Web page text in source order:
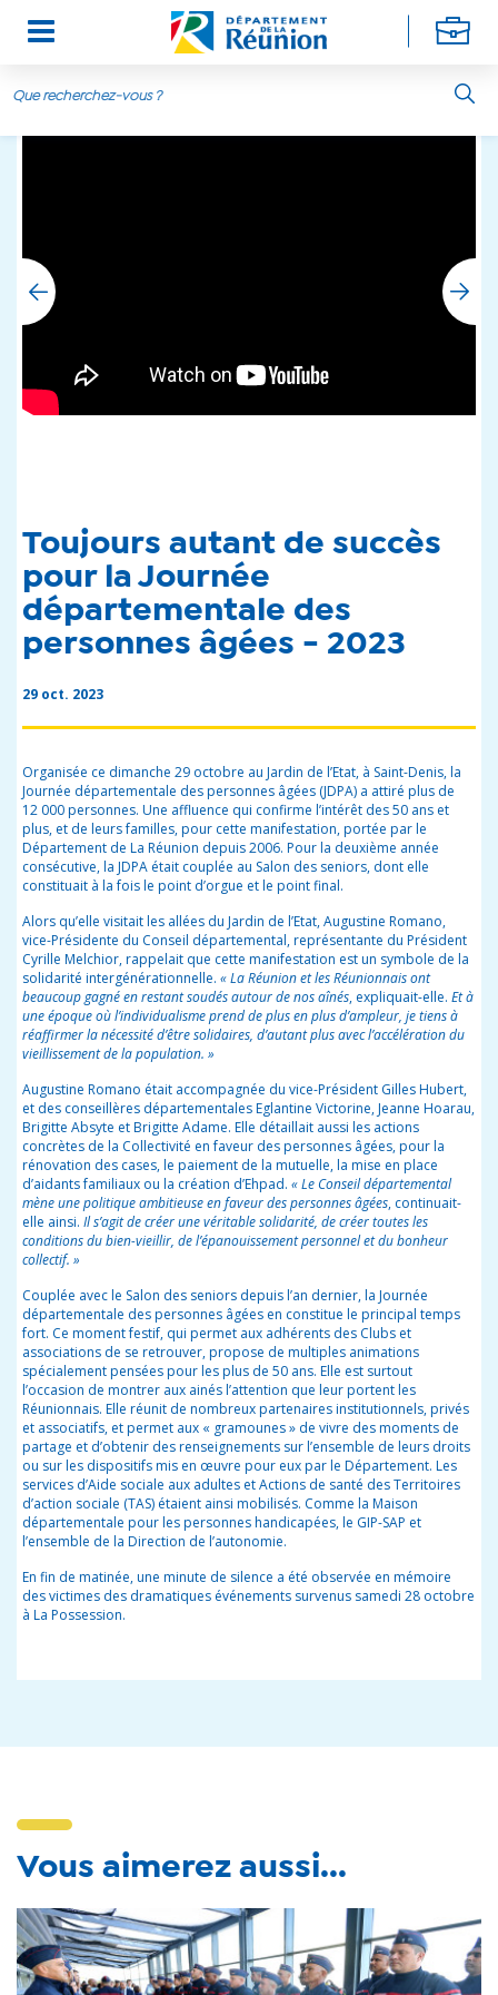
Toujours autant de succès
pour la Journée
départementale des
personnes âgées - 2023
29 oct. 2023
Organisée ce dimanche 29 octobre au Jardin de l’Etat, à Saint-Denis, la
Journée départementale des personnes âgées (JDPA) a attiré plus de
12 000 personnes. Une affluence qui confirme l’intérêt des 50 ans et
plus, et de leurs familles, pour cette manifestation, portée par le
Département de La Réunion depuis 2006. Pour la deuxième année
consécutive, la JDPA était couplée au Salon des seniors, dont elle
constituait à la fois le point d’orgue et le point final.
Alors qu’elle visitait les allées du Jardin de l’Etat, Augustine Romano,
vice-Présidente du Conseil départemental, représentante du Président
Cyrille Melchior, rappelait que cette manifestation est un symbole de la
solidarité intergénérationnelle. « La Réunion et les Réunionnais ont
beaucoup gagné en restant soudés autour de nos aînés, expliquait-elle. Et à
une époque où l’individualisme prend de plus en plus d’ampleur, je tiens à
réaffirmer la nécessité d’être solidaires, d’autant plus avec l’accélération du
vieillissement de la population. »
Augustine Romano était accompagnée du vice-Président Gilles Hubert,
et des conseillères départementales Eglantine Victorine, Jeanne Hoarau,
Brigitte Absyte et Brigitte Adame. Elle détaillait aussi les actions
concrètes de la Collectivité en faveur des personnes âgées, pour la
rénovation des cases, le paiement de la mutuelle, la mise en place
d’aidants familiaux ou la création d’Ehpad. « Le Conseil départemental
mène une politique ambitieuse en faveur des personnes âgées, continuait-
elle ainsi. Il s’agit de créer une véritable solidarité, de créer toutes les
conditions du bien-vieillir, de l’épanouissement personnel et du bonheur
collectif. »
Couplée avec le Salon des seniors depuis l’an dernier, la Journée
départementale des personnes âgées en constitue le principal temps
fort. Ce moment festif, qui permet aux adhérents des Clubs et
associations de se retrouver, propose de multiples animations
spécialement pensées pour les plus de 50 ans. Elle est surtout
l’occasion de montrer aux ainés l’attention que leur portent les
Réunionnais. Elle réunit de nombreux partenaires institutionnels, privés
et associatifs, et permet aux « gramounes » de vivre des moments de
partage et d’obtenir des renseignements sur l’ensemble de leurs droits
ou sur les dispositifs mis en œuvre pour eux par le Département. Les
services d’Aide sociale aux adultes et Actions de santé des Territoires
d’action sociale (TAS) étaient ainsi mobilisés. Comme la Maison
départementale pour les personnes handicapées, le GIP-SAP et
l’ensemble de la Direction de l’autonomie.
En fin de matinée, une minute de silence a été observée en mémoire
des victimes des dramatiques événements survenus samedi 28 octobre
à La Possession.
Vous aimerez aussi...